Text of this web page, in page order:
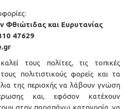
Φθιώτιδας και Ευρυτανίας
47629
τους πολίτες, τις τοπικές
πολιτιστικούς φορείς και τα
της περιοχής να λάβουν γνώση
και, εφόσον κατέχουν
στην παραπάνω κατηγορία, να